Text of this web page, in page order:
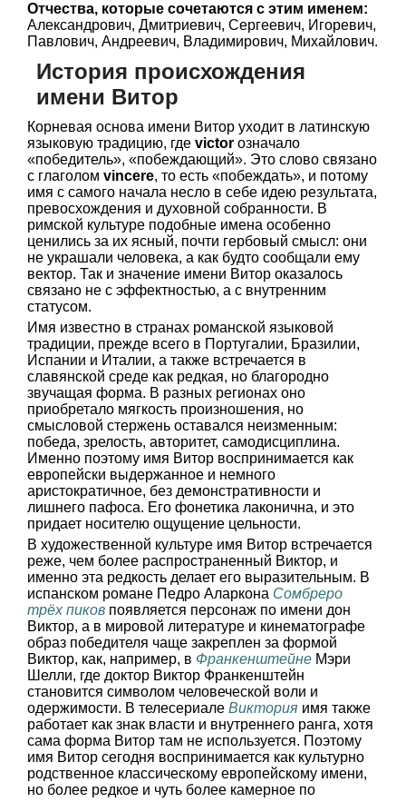
Отчества, которые сочетаются с этим именем:
Александрович, Дмитриевич, Сергеевич, Игоревич,
Павлович, Андреевич, Владимирович, Михайлович.
История происхождения
имени Витор
Корневая основа имени Витор уходит в латинскую
языковую традицию, где victor означало
«победитель», «побеждающий». Это слово связано
с глаголом vincere, то есть «побеждать», и потому
имя с самого начала несло в себе идею результата,
превосхождения и духовной собранности. В
римской культуре подобные имена особенно
ценились за их ясный, почти гербовый смысл: они
не украшали человека, а как будто сообщали ему
вектор. Так и значение имени Витор оказалось
связано не с эффектностью, а с внутренним
статусом.
Имя известно в странах романской языковой
традиции, прежде всего в Португалии, Бразилии,
Испании и Италии, а также встречается в
славянской среде как редкая, но благородно
звучащая форма. В разных регионах оно
приобретало мягкость произношения, но
смысловой стержень оставался неизменным:
победа, зрелость, авторитет, самодисциплина.
Именно поэтому имя Витор воспринимается как
европейски выдержанное и немного
аристократичное, без демонстративности и
лишнего пафоса. Его фонетика лаконична, и это
придает носителю ощущение цельности.
В художественной культуре имя Витор встречается
реже, чем более распространенный Виктор, и
именно эта редкость делает его выразительным. В
испанском романе Педро Аларкона Сомбреро
трёх пиков появляется персонаж по имени дон
Виктор, а в мировой литературе и кинематографе
образ победителя чаще закреплен за формой
Виктор, как, например, в Франкенштейне Мэри
Шелли, где доктор Виктор Франкенштейн
становится символом человеческой воли и
одержимости. В телесериале Виктория имя также
работает как знак власти и внутреннего ранга, хотя
сама форма Витор там не используется. Поэтому
имя Витор сегодня воспринимается как культурно
родственное классическому европейскому имени,
но более редкое и чуть более камерное по